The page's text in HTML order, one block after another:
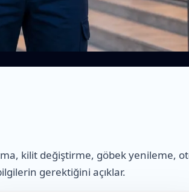
kilit değiştirme, göbek yenileme,
gerektiğini açıklar.